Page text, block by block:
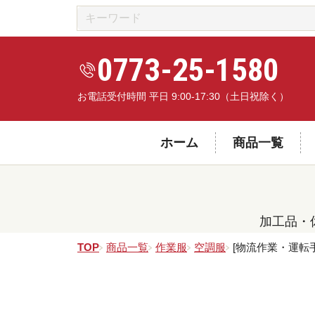
0773-25-1580
お電話受付時間 平日 9:00-17:30（土日祝除く）
ホーム 商品一覧
加工品・
TOP 商品一覧 作業服 空調服 [物流作業・運転